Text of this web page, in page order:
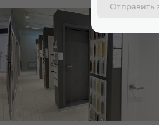
Отправить